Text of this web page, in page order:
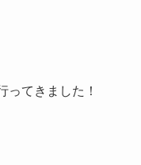
ってきました！